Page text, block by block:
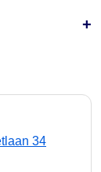
34